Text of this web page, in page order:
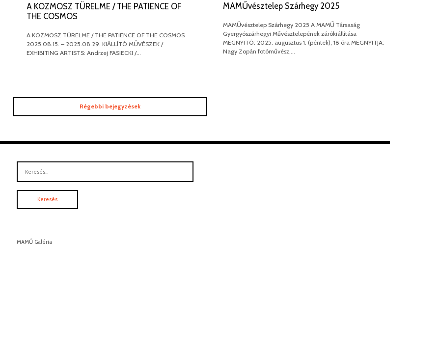
A KOZMOSZ TÜRELME / THE PATIENCE OF
THE COSMOS
A KOZMOSZ TÜRELME / THE PATIENCE OF THE COSMOS
2025.08.15. – 2025.08.29. KIÁLLÍTÓ MŰVÉSZEK /
EXHIBITING ARTISTS: Andrzej FASIECKI /…
MAMŰvésztelep Szárhegy 2025
MAMŰvésztelep Szárhegy 2025 A MAMŰ Társaság
Gyergyószárhegyi Művésztelepének zárókiállítása
MEGNYITÓ: 2025. augusztus 1. (péntek), 18 óra MEGNYITJA:
Nagy Zopán fotóművész,…
Régebbi bejegyzések
MAMŰ Galéria